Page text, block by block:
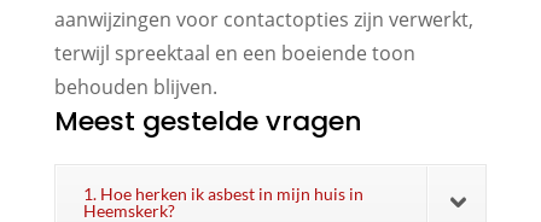
aanwijzingen voor contactopties zijn verwerkt,
terwijl spreektaal en een boeiende toon
behouden blijven.
Meest gestelde vragen
1. Hoe herken ik asbest in mijn huis in
Heemskerk?